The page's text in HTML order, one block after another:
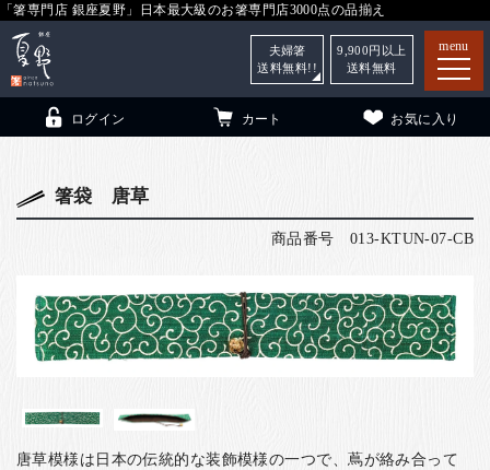
「箸専門店 銀座夏野」日本最大級のお箸専門店3000点の品揃え
menu
子供和食器（贈答用・自宅用）
銀座夏野・箸長について
ご利用ガイド
法人・飲食店のお客様
ログイン カート お気に入り
夫婦箸
送料無料!!
9,900 円以上
送料無料
箸袋 唐草
商品番号 013-KTUN-07-CB
唐草模様は日本の伝統的な装飾模様の一つで、蔦が絡み合って